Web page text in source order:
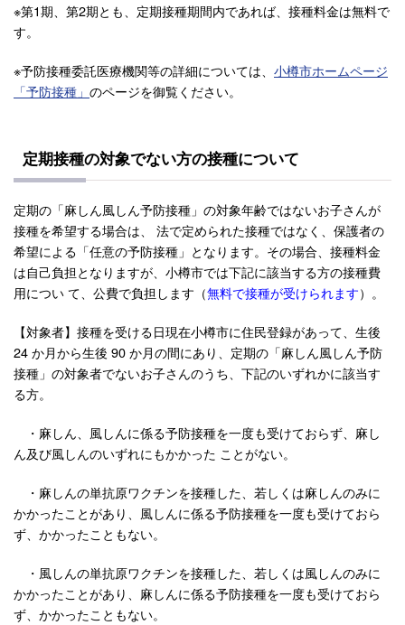
※第1期、第2期とも、定期接種期間内であれば、接種料金は無料で
す。
※予防接種委託医療機関等の詳細については、 小樽市ホームページ
「予防接種」 のページを御覧ください。
定期接種の対象でない方の接種について
定期の「麻しん風しん予防接種」の対象年齢ではないお子さんが
接種を希望する場合は、 法で定められた接種ではなく、保護者の
希望による「任意の予防接種」となります。その場合、接種料金
は自己負担となりますが、小樽市では下記に該当する方の接種費
用につい て、公費で負担します（無料で接種が受けられます）。
【対象者】接種を受ける日現在小樽市に住民登録があって、生後
24 か月から生後 90 か月の間にあり、定期の「麻しん風しん予防
接種」の対象者でないお子さんのうち、下記のいずれかに該当す
る方。
・麻しん、風しんに係る予防接種を一度も受けておらず、麻し
ん及び風しんのいずれにもかかった ことがない。
・麻しんの単抗原ワクチンを接種した、若しくは麻しんのみに
かかったことがあり、風しんに係る予防接種を一度も受けておら
ず、かかったこともない。
・風しんの単抗原ワクチンを接種した、若しくは風しんのみに
かかったことがあり、麻しんに係る予防接種を一度も受けておら
ず、かかったこともない。